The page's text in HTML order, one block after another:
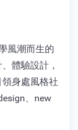
風潮而生的
體驗設計，
身處風格社
、new